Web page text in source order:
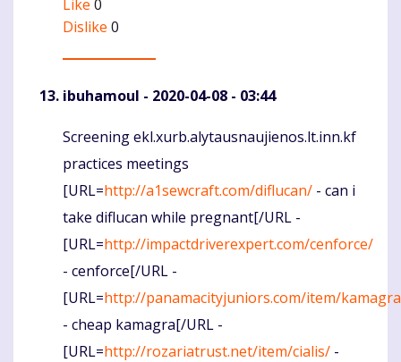
Like 0
Dislike 0
ibuhamoul - 2020-04-08 - 03:44
Komentaras
Screening ekl.xurb.alytausnaujienos.lt.inn.kf
practices meetings
[URL=http://a1sewcraft.com/diflucan/ - can i
take diflucan while pregnant[/URL -
[URL=http://impactdriverexpert.com/cenforce/
- cenforce[/URL -
[URL=http://panamacityjuniors.com/item/
- cheap kamagra[/URL -
[URL=http://rozariatrust.net/item/cialis/ -